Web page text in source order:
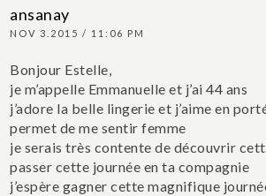
ansanay
NOV 3.2015 / 11:06 PM
Bonjour Estelle,
je m’appelle Emmanuelle et j’ai 44 ans
j’adore la belle lingerie et j’aime en
permet de me sentir femme
je serais très contente de découvrir
passer cette journée en ta compagnie
j’espère gagner cette magnifique